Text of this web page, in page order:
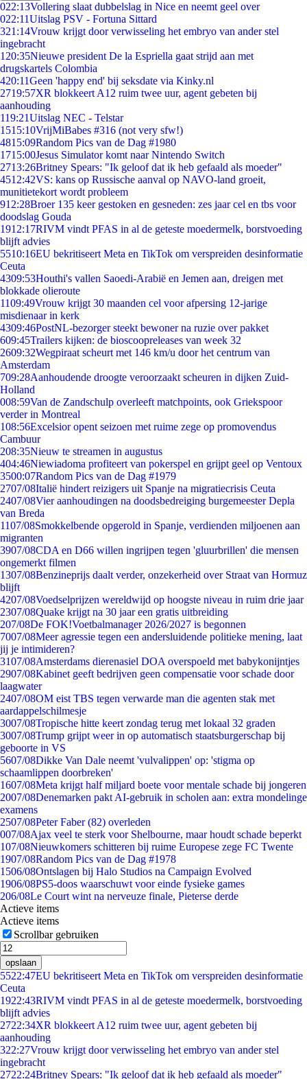
022:13Vollering slaat dubbelslag in Nice en neemt geel over
022:11Uitslag PSV - Fortuna Sittard
321:14Vrouw krijgt door verwisseling het embryo van ander stel
ingebracht
1 20:35Nieuwe president De la Espriella gaat strijd aan met
drugskartels Colombia
420:11Geen 'happy end' bij seksdate via Kinky.nl
2719:57XR blokkeert A12 ruim twee uur, agent gebeten bij
aanhouding
119:21Uitslag NEC - Telstar
1515:10VrijMiBabes #316 (not very sfw!)
4815:09Random Pics van de Dag #1980
1715:00Jesus Simulator komt naar Nintendo Switch
2713:26Britney Spears: "Ik geloof dat ik heb gefaald als moeder"
4512:42VS: kans op Russische aanval op NAVO-land groeit,
munitietekort wordt probleem
912:28Broer 135 keer gestoken en gesneden: zes jaar cel en tbs voor
doodslag Gouda
1912:17RIVM vindt PFAS in al de geteste moedermelk, borstvoeding
blijft advies
5510:16EU bekritiseert Meta en TikTok om verspreiden desinformatie
Ceuta
4309:53Houthi's vallen Saoedi-Arabië en Jemen aan, dreigen met
blokkade olieroute
1109:49Vrouw krijgt 30 maanden cel voor afpersing 12-jarige
misdienaar in kerk
4309:46PostNL-bezorger steekt bewoner na ruzie over pakket
609:45Trailers kijken: de bioscoopreleases van week 32
2609:32Wegpiraat scheurt met 146 km/u door het centrum van
Amsterdam
709:28Aanhoudende droogte veroorzaakt scheuren in dijken Zuid-
Holland
008:59Van de Zandschulp overleeft matchpoints, ook Griekspoor
verder in Montreal
108:56Excelsior opent seizoen met ruime zege op promovendus
Cambuur
208:35Nieuw te streamen in augustus
404:46Niewiadoma profiteert van pokerspel en grijpt geel op Ventoux
3500:07Random Pics van de Dag #1979
2707/08Italië hindert reizigers uit Spanje na migratiecrisis Ceuta
2407/08Vier aanhoudingen na doodsbedreiging burgemeester Depla
van Breda
1107/08Smokkelbende opgerold in Spanje, verdienden miljoenen aan
migranten
3907/08CDA en D66 willen ingrijpen tegen 'gluurbrillen' die mensen
ongemerkt filmen
1307/08Benzineprijs daalt verder, onzekerheid over Straat van Hormuz
blijft
4207/08Voedselprijzen wereldwijd op hoogste niveau in ruim drie jaar
2307/08Quake krijgt na 30 jaar een gratis uitbreiding
207/08De FOK!Voetbalmanager 2026/2027 is begonnen
7007/08Meer agressie tegen een andersluidende politieke mening, laat
jij je intimideren?
3107/08Amsterdams dierenasiel DOA overspoeld met babykonijntjes
2907/08Kabinet geeft bedrijven geen compensatie voor schade door
laagwater
2407/08OM eist TBS tegen verwarde man die agenten stak met
aardappelschilmesje
3007/08Tropische hitte keert zondag terug met lokaal 32 graden
3007/08Trump grijpt weer in op automatisch staatsburgerschap bij
geboorte in VS
5607/08Dikke Van Dale neemt 'vulvalippen' op: 'stigma op
schaamlippen doorbreken'
1607/08Meta krijgt half miljard boete voor mentale schade bij jongeren
2007/08Denemarken pakt AI-gebruik in scholen aan: extra mondelinge
examens
2507/08Peter Faber (82) overleden
007/08Ajax veel te sterk voor Shelbourne, maar houdt schade beperkt
107/08Nieuwkomers schitteren bij ruime Europese zege FC Twente
1907/08Random Pics van de Dag #1978
1506/08Ontslagen bij Halo Studios na Campaign Evolved
1906/08PS5-doos waarschuwt voor einde fysieke games
206/08Le Court wint na nerveuze finale, Pieterse derde
Actieve items
Actieve items
Scrollbar gebruiken
opslaan
5522:47EU bekritiseert Meta en TikTok om verspreiden desinformatie
Ceuta
1922:43RIVM vindt PFAS in al de geteste moedermelk, borstvoeding
blijft advies
2722:34XR blokkeert A12 ruim twee uur, agent gebeten bij
aanhouding
322:27Vrouw krijgt door verwisseling het embryo van ander stel
ingebracht
2722:24Britney Spears: "Ik geloof dat ik heb gefaald als moeder"